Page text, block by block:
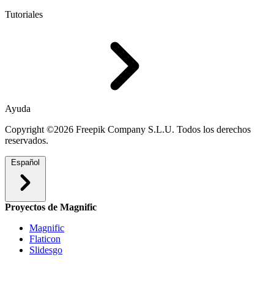
Tutoriales
Ayuda
Copyright ©2026 Freepik Company S.L.U. Todos los derechos
reservados.
Español
Proyectos de Magnific
Magnific
Flaticon
Slidesgo